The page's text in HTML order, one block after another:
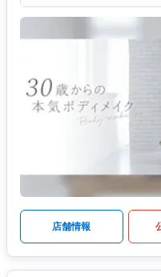
店舗情報